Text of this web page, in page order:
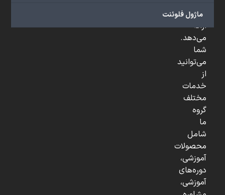
ماژول فلوئنت
...
ارائه
می‌دهد.
شما
می‌توانید
از
خدمات
مختلف
گروه
ما
شامل
محصولات
آموزشی،
دوره‌های
آموزشی،